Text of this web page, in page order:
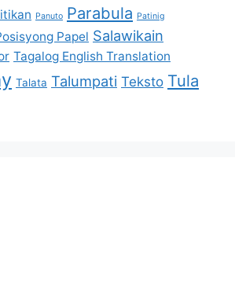
Panuto Parabula Patinig
Papel Salawikain
Tagalog English Translation
Talata Talumpati Teksto Tula